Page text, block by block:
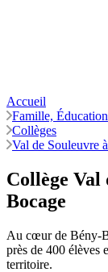
Accueil
Famille, Éducation
Collèges
Val de Souleuvre
Collège Val
Bocage
Au cœur de Bény-
près de 400 élèves
territoire.